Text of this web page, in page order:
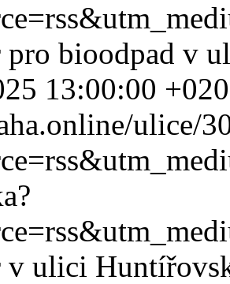
bioodpad v
13:00:00
ulice/
v ulici